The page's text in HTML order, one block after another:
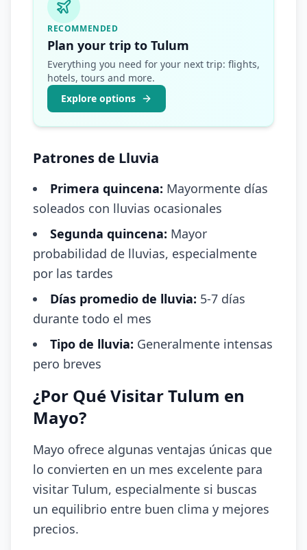
RECOMMENDED
Plan your trip to Tulum
Everything you need for your next trip: flights,
hotels, tours and more.
Explore options
Patrones de Lluvia
Primera quincena: Mayormente días
soleados con lluvias ocasionales
Segunda quincena: Mayor
probabilidad de lluvias, especialmente
por las tardes
Días promedio de lluvia: 5-7 días
durante todo el mes
Tipo de lluvia: Generalmente intensas
pero breves
¿Por Qué Visitar Tulum en
Mayo?
Mayo ofrece algunas ventajas únicas que
lo convierten en un mes excelente para
visitar Tulum, especialmente si buscas
un equilibrio entre buen clima y mejores
precios.